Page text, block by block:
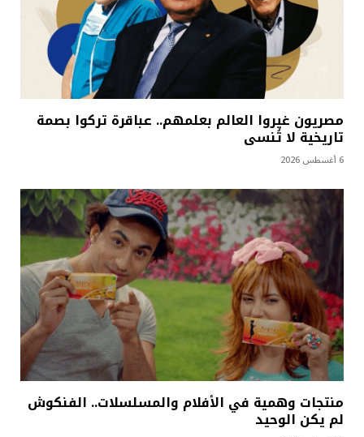
مصريون غيروا العالم بعلمهم.. عباقرة تركوا بصمة
تاريخية لا تُنسى
6 أغسطس 2026
منتجات وهمية في الأفلام والمسلسلات.. الفنكوش
لم يكن الوحيد